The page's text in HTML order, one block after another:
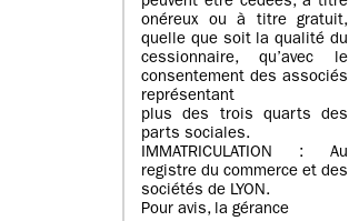
onéreux ou à titre gratuit,
quelle que soit la qualité du
cessionnaire, qu’avec le
consentement des associés
représentant
plus des trois quarts des
parts sociales.
IMMATRICULATION : Au
registre du commerce et des
sociétés de LYON.
Pour avis, la gérance